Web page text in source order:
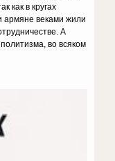
как в кругах
армяне веками жили
А
во всяком